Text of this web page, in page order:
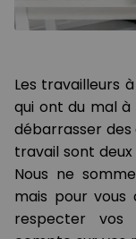
Les travailleurs
qui ont du mal à
débarrasser
travail sont
Nous ne
mais pour
respecter vos